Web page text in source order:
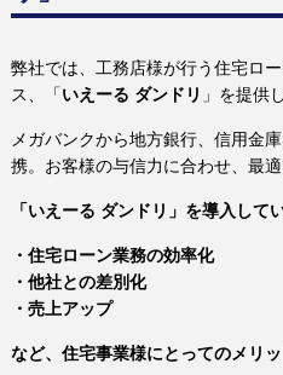
弊社では、工務店様が行う住宅ロ
ス、「いえーる ダンドリ 」を提供
メガバンクから地方銀行、信用金
携。お客様の与信力に合わせ、最
「いえーる ダンドリ」を導入して
・住宅ローン業務の効率化
・他社との差別化
・売上アップ
など、住宅事業様にとってのメリッ